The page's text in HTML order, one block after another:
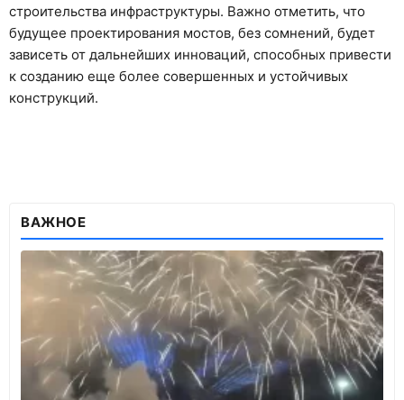
строительства инфраструктуры. Важно отметить, что
будущее проектирования мостов, без сомнений, будет
зависеть от дальнейших инноваций, способных привести
к созданию еще более совершенных и устойчивых
конструкций.
ВАЖНОЕ